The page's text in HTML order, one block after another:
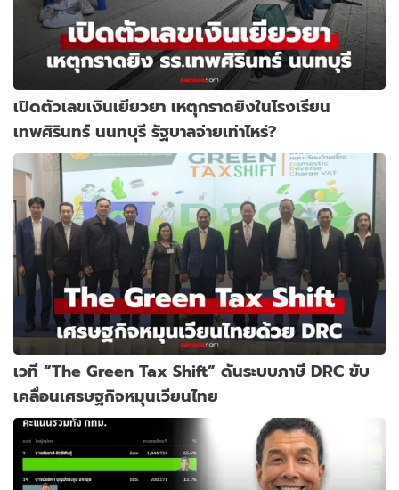
เปิดตัวเลขเงินเยียวยา เหตุกราดยิงในโรงเรียน
เทพศิรินทร์ นนทบุรี รัฐบาลจ่ายเท่าไหร่?
เวที “The Green Tax Shift” ดันระบบภาษี DRC ขับ
เคลื่อนเศรษฐกิจหมุนเวียนไทย